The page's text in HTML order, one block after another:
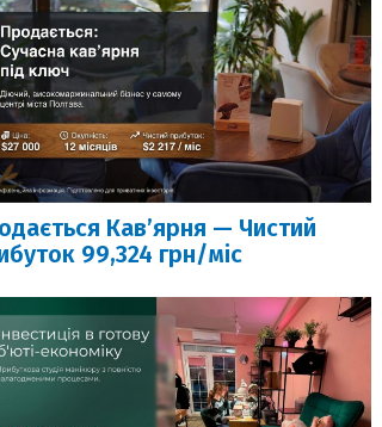
Кавʼярня — Чистий
99,324 грн/міс